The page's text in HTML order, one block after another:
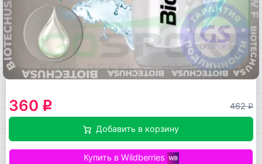
360 q 462q
Добавить в корзину
Купить в Wildberries